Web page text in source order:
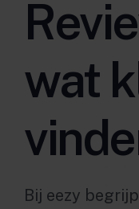
wat
Bij eezy